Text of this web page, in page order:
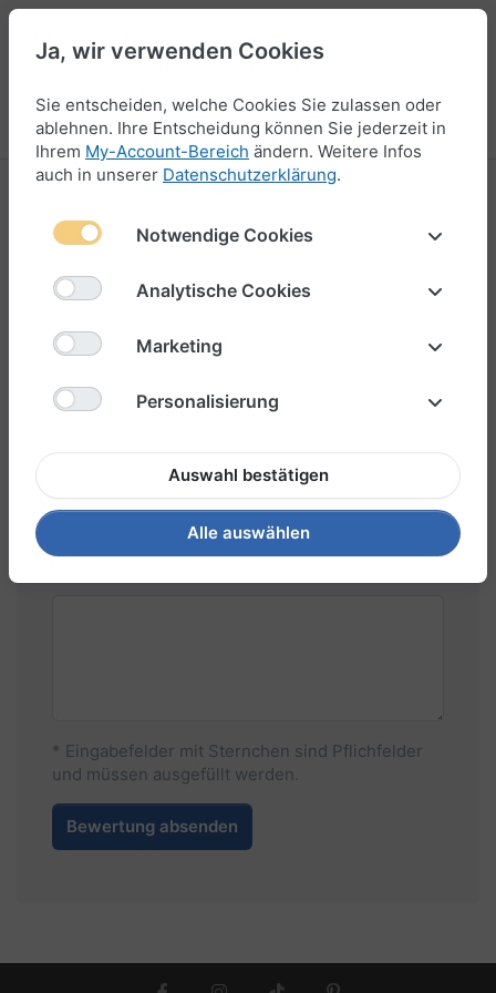
Menü Anmelden Vergleichen Wunschliste Warenkorb
Magnetverschluss 4mm aus Edelstahl,
Ihre Bewertung?
* Eingabefelder mit Sternchen sind Pflichfelder
und müssen ausgefüllt werden.
Bewertung absenden
Ja, wir verwenden Cookies
Sie entscheiden, welche Cookies Sie zulassen oder
ablehnen. Ihre Entscheidung können Sie jederzeit in
Ihrem My-Account-Bereich ändern. Weitere Infos
auch in unserer Datenschutzerklärung.
Notwendige Cookies
Analytische Cookies
Marketing
Personalisierung
Auswahl bestätigen
Alle auswählen